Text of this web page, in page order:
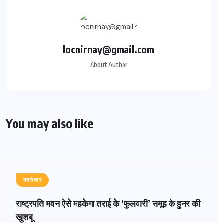
locnirnay@gmail.com
About Author
You may also like
कारोबार
राष्ट्रपति भवन ऐसे महकेगा तराई के ‘फुलवारी’ समूह के हुनर की
खुशबू